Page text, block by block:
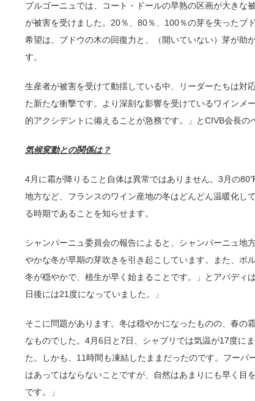
ブルゴーニュでは、コート・ドールの早熟の区画が大きな
が被害を受けました。20％、80％、100％の芽を失ったブ
希望は、ブドウの木の回復力と、（開いていない）芽が助
す。
生産者が被害を受けて動揺している中、リーダーたちは対
た新たな衝撃です。より深刻な影響を受けているワインメ
的アクシデントに備えることが急務です。」とCIVB会長の
気候変動との関係は？
4月に霜が降りること自体は異常ではありません。3月の
地方など、フランスのワイン産地の冬はどんどん温暖化し
る時期であることを知らせます。
シャンパーニュ委員会の報告によると、シャンパーニュ地
やかな冬が早期の芽吹きを引き起こしています。また、ボ
冬が穏やかで、植生が早く始まることです。」とアバディ
日後には21度になっていました。」
そこに問題があります。冬は穏やかになったものの、春
なものでした。4月6日と7日、シャブリでは気温が17度に
た。しかも、11時間も凍結したままだったのです。フー
はあってはならないことですが、自然はあまりにも早く目
です。」